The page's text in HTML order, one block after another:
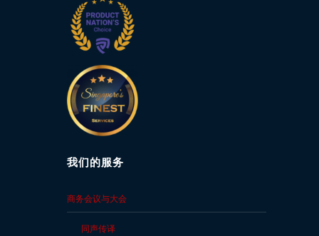
我们的服务
商务会议与大会
同声传译